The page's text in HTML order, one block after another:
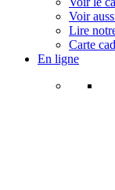
Voir
Lire
Carte
En ligne